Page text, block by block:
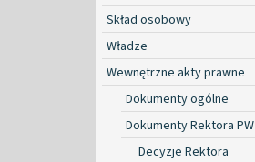
Skład osobowy
Władze
Wewnętrzne akty prawne
Dokumenty ogólne
Dokumenty Rektora PW
Decyzje Rektora